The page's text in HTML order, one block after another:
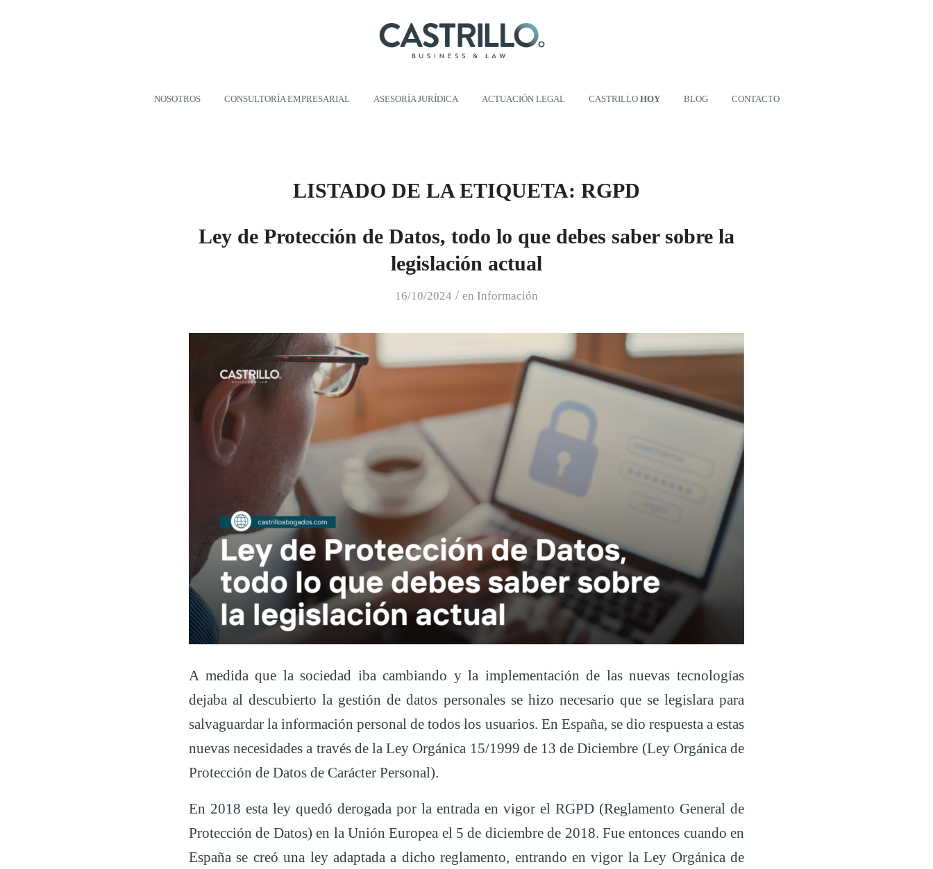
NOSOTROS CONSULTORÍA EMPRESARIAL ASESORÍA JURÍDICA ACTUACIÓN LEGAL CASTRILLO HOY BLOG CONTACTO
LISTADO DE LA ETIQUETA: RGPD
Ley de Protección de Datos, todo lo que debes saber sobre la
legislación actual
16/10/2024 / en Información
A medida que la sociedad iba cambiando y la implementación de las nuevas tecnologías
dejaba al descubierto la gestión de datos personales se hizo necesario que se legislara para
salvaguardar la información personal de todos los usuarios. En España, se dio respuesta a estas
nuevas necesidades a través de la Ley Orgánica 15/1999 de 13 de Diciembre (Ley Orgánica de
Protección de Datos de Carácter Personal).
En 2018 esta ley quedó derogada por la entrada en vigor el RGPD (Reglamento General de
Protección de Datos) en la Unión Europea el 5 de diciembre de 2018. Fue entonces cuando en
España se creó una ley adaptada a dicho reglamento, entrando en vigor la Ley Orgánica de